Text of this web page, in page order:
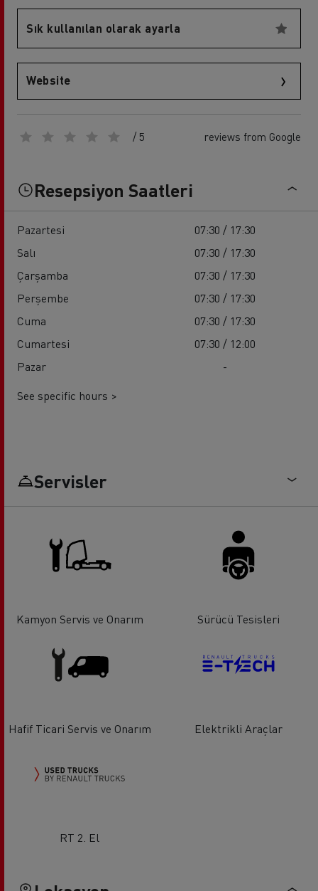
Sık kullanılan olarak ayarla
Website
/ 5 reviews from Google
Resepsiyon Saatleri
Pazartesi
07:30 / 17:30
Salı
07:30 / 17:30
Çarşamba
07:30 / 17:30
Perşembe
07:30 / 17:30
Cuma
07:30 / 17:30
Cumartesi
07:30 / 12:00
Pazar
-
See specific hours >
Servisler
Kamyon Servis ve Onarım Sürücü Tesisleri
Hafif Ticari Servis ve Onarım Elektrikli Araçlar
RT 2. El